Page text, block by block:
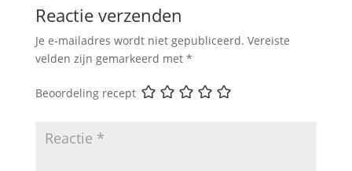
Reactie verzenden
Je e-mailadres wordt niet gepubliceerd. Vereiste
velden zijn gemarkeerd met *
Beoordeling recept